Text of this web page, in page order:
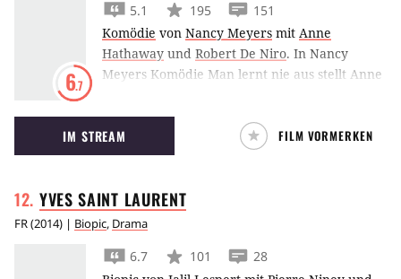
6.7
5.1 195
151
Komödie von Nancy Meyers mit Anne
Hathaway und Robert De Niro. In Nancy
Meyers Komödie Man lernt nie aus stellt Anne
ihrer Internet-Firma ein.
IM STREAM FILM VORMERKEN
YVES SAINT LAURENT
FR(2014) | Biopic, Drama
6.7 101
28